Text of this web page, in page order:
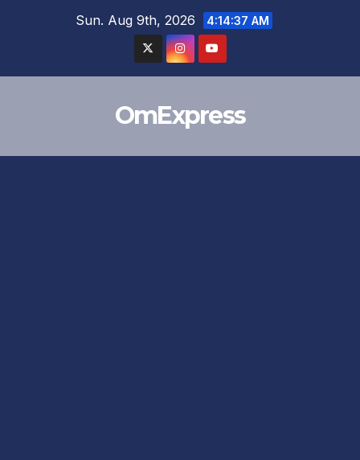
Sun. Aug 9th, 2026 4:14:38 AM
OmExpress